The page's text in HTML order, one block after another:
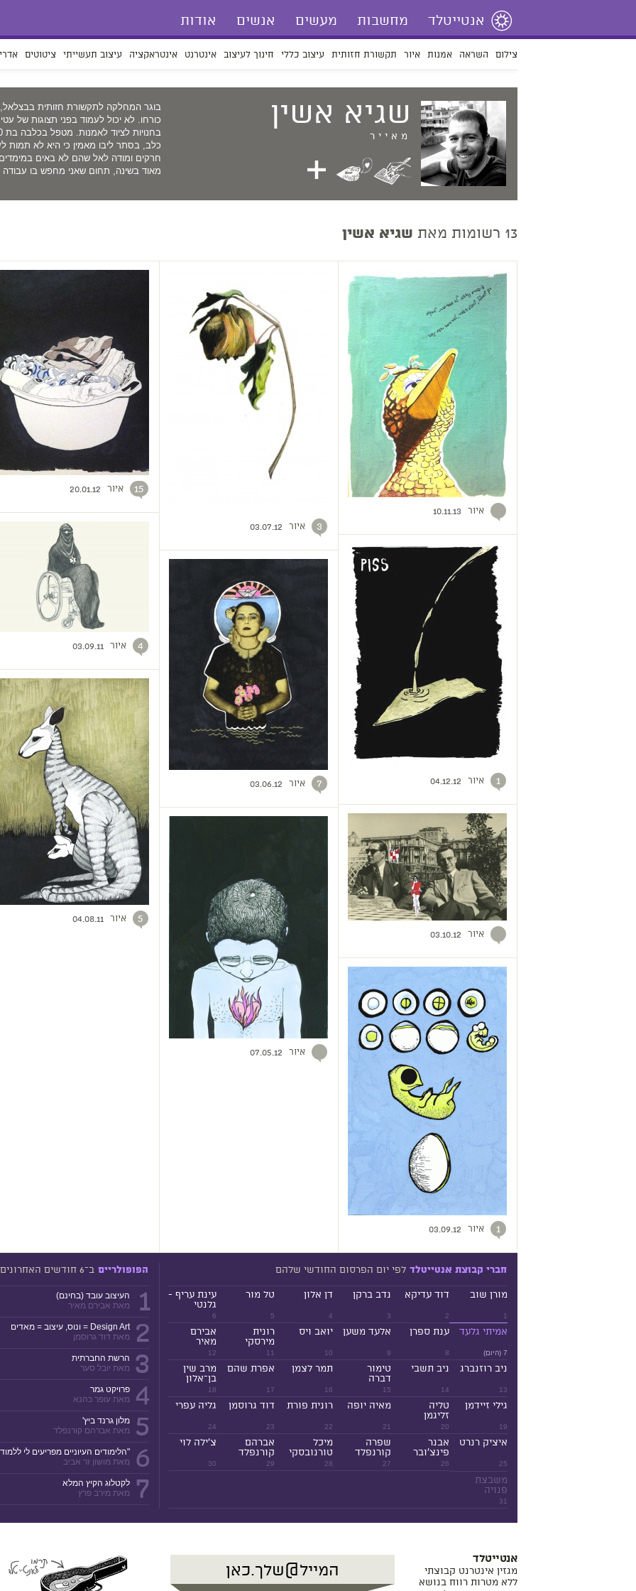
אנטייטלד מחשבות מעשים אנשים אודות
צילום השראה אמנות איור תקשורת חזותית עיצוב כללי חינוך לעיצוב אינטרנט אינטראקציה עיצוב תעשייתי ציטוטים
שגיא אשין
מאייר
בוגר המחלקה לתקשורת חזותית
כורחו. לא יכול לעמוד בפני תצוגות של
כלב, בסתר ליבו מאמין כי היא לא תמות
חרקים ומודה לאל שהם לא באים במימדים
מאוד בשינה, תחום שאני מחפש בו עבודה
13 רשומות מאת שגיא אשין
איור 10.11.13
1 איור 04.12.12
איור 03.10.12
1 איור 03.09.12
3 איור 03.07.12
7 איור 03.06.12
איור 07.05.12
15 איור 20.01.12
4 איור 03.09.11
5 איור 04.08.11
חברי קבוצת אנטייטלד לפי יום הפרסום החודשי שלהם
1
מורן שוב
2
דוד עדיקא
3
נדב ברקן
4
דן אלון
5
טל מור
6
עינת עריף -
גלנטי
7 (היום)
אמיתי גלעד
8
ענת ספרן
9
אלעד משען
10
יואב ויס
11
רונית
מירסקי
12
אבירם
מאיר
13
ניב רוזנברג
14
ניב תשבי
15
טימור
דברה
16
תמר לצמן
17
אפרת שהם
18
מרב שין
בן־אלון
19
גילי זיידמן
20
טליה
זליגמן
21
מאיה יופה
22
רונית פורת
23
דוד גרוסמן
24
גליה עפרי
25
איציק רנרט
26
אבנר
פינצ'ובר
27
שפרה
קורנפלד
28
מיכל
טורנובסקי
29
אברהם
קורנפלד
30
צ'ילה לוי
31
משבצת
פנויה
הפופולריים ב־6 חודשים האחרונים
1
העיצוב עובד (בחינם)
מאת אבירם מאיר
2
Design Art = ונוס, עיצוב = מאדים
מאת דוד גרוסמן
3
הרשת החברתית
מאת יובל סער
4
פרויקט גמר
מאת עופר כהנא
5
מלון גרנד ביץ'
מאת אברהם קורנפלד
6
"הלימודים העיוניים מפריעים לי
מאת מושון זר אביב
7
לקטלוג הקיץ המלא
מאת מירב פרץ
אנטייטלד
מגזין אינטרנט קבוצתי
ללא מטרות רווח בנושא